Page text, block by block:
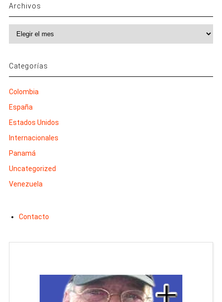
Archivos
Categorías
Colombia
España
Estados Unidos
Internacionales
Panamá
Uncategorized
Venezuela
Contacto